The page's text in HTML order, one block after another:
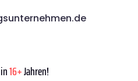
16+Jahren!